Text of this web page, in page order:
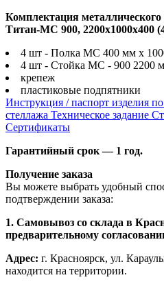
Комплектация
Титан-МС 900, 2200x1000x400
4 шт - Полка МС 400 мм х
4 шт - Стойка МС - 900 2200
крепеж
пластиковые подпятники
Инструкция / паспорт изделия
стеллажа Техническое задание
Сертификаты
Гарантийный срок — 1 год.
Получение заказа
Вы можете выбрать удобный
подтверждении заказа:
1. Самовывоз со склада в
предварительному
Адрес: г. Красноярск, ул.
находится на территории.